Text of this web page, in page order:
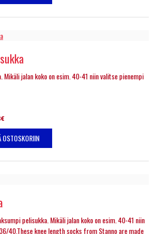
Mikäli jalan koko on esim. 40-41 niin valitse pienempi
OSTOSKORIIN
pelisukka. Mikäli jalan koko on esim. 40-41 niin
40.These knee length socks from Stanno are made